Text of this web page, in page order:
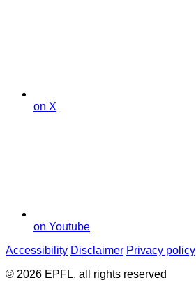
on X
on Youtube
Accessibility Disclaimer Privacy policy
© 2026 EPFL, all rights reserved